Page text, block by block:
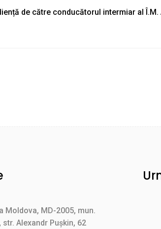
de către conducătorul intermiar al Î.M.
Moldova, MD-2005, mun.
str. Alexandr Pușkin, 62